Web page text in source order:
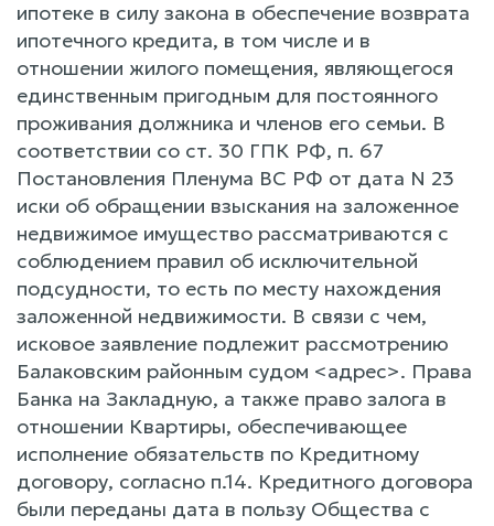
ипотеке в силу закона в обеспечение возврата
ипотечного кредита, в том числе и в
отношении жилого помещения, являющегося
единственным пригодным для постоянного
проживания должника и членов его семьи. В
соответствии со ст. 30 ГПК РФ, п. 67
Постановления Пленума ВС РФ от дата N 23
иски об обращении взыскания на заложенное
недвижимое имущество рассматриваются с
соблюдением правил об исключительной
подсудности, то есть по месту нахождения
заложенной недвижимости. В связи с чем,
исковое заявление подлежит рассмотрению
Балаковским районным судом <адрес>. Права
Банка на Закладную, а также право залога в
отношении Квартиры, обеспечивающее
исполнение обязательств по Кредитному
договору, согласно п.14. Кредитного договора
были переданы дата в пользу Общества с